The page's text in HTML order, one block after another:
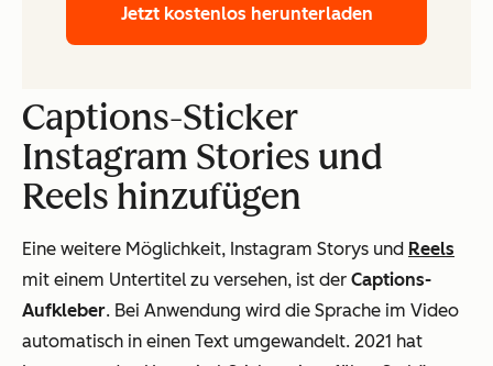
Jetzt kostenlos herunterladen
Captions-Sticker
Instagram Stories und
Reels hinzufügen
Eine weitere Möglichkeit, Instagram Storys und Reels
mit einem Untertitel zu versehen, ist der Captions-
Aufkleber. Bei Anwendung wird die Sprache im Video
automatisch in einen Text umgewandelt. 2021 hat